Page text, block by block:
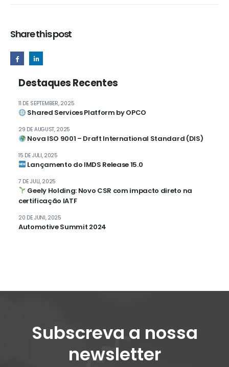
Share this post
Destaques Recentes
Shared Services Platform by OPCO
11 DE SEPTEMBER, 2025
Nova ISO 9001 – Draft International Standard (DIS)
29 DE AUGUST, 2025
Lançamento do IMDS Release 15.0
15 DE JULI, 2025
Geely Holding: Novo CSR com impacto direto na
certificação IATF
7 DE JULI, 2025
Automotive Summit 2024
20 DE JUNI, 2025
Subscreva a nossa
newsletter